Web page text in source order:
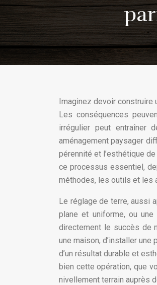
Imaginez devoir construire
Les conséquences
irrégulier peut entraîner
aménagement paysager
pérennité et l’esthétique
ce processus essentiel,
méthodes, les outils et les
Le réglage de terre, aussi
plane et uniforme, ou
directement le succès de
une maison, d’installer une
d’un résultat durable et
bien cette opération, que
nivellement terrain auprès